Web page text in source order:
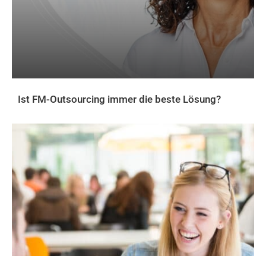
Ist FM-Outsourcing immer die beste Lösung?